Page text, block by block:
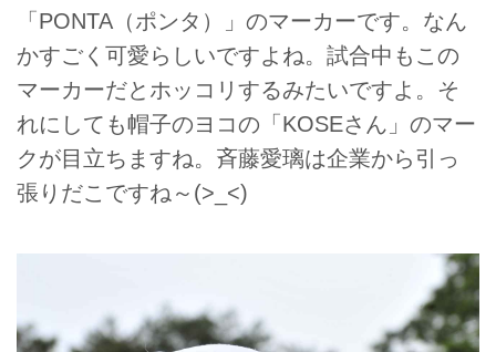
「PONTA（ポンタ）」のマーカーです。なん
かすごく可愛らしいですよね。試合中もこの
マーカーだとホッコリするみたいですよ。そ
れにしても帽子のヨコの「KOSEさん」のマー
クが目立ちますね。斉藤愛璃は企業から引っ
張りだこですね～(>_<)